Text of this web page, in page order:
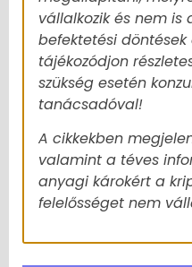
vállalkozik és nem is
befektetési
tájékozódjon
szükség esetén
tanácsadóval!
A cikkekben
valamint a téves
anyagi károkért a
felelősséget nem